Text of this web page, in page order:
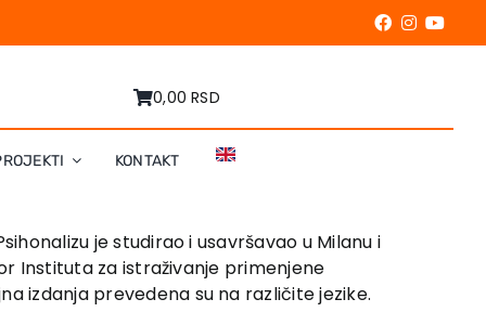
0,00 RSD
KONTAKT
je studirao i usavršavao u Milanu i
Instituta za istraživanje primenjene
izdanja prevedena su na različite jezike.